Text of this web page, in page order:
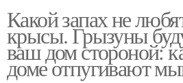
Какой запах не
крысы. Грызуны
ваш дом стороной:
доме отпугивают